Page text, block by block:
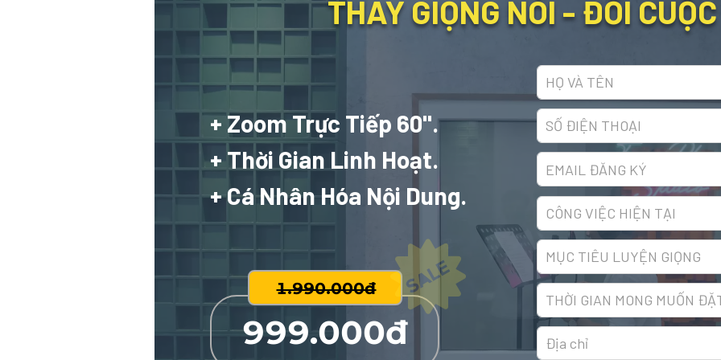
THAY GIỌNG NÓI - ĐỔI
+ Zoom Trực Tiếp 60".
+ Thời Gian Linh Hoạt.
+ Cá Nhân Hóa Nội Dung.
999.000đ
1.990.000đ